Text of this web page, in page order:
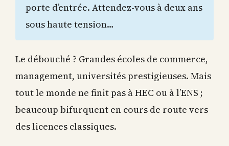
porte d’entrée. Attendez-vous à deux ans
sous haute tension…
Le débouché ? Grandes écoles de commerce,
management, universités prestigieuses. Mais
tout le monde ne finit pas à HEC ou à l’ENS ;
beaucoup bifurquent en cours de route vers
des licences classiques.